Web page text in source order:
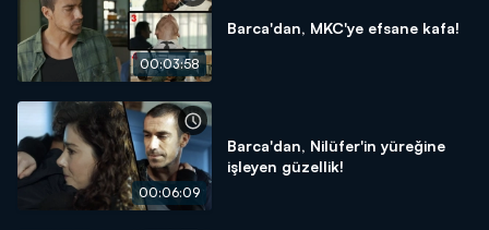
00:03:58
Barca'dan, MKC'ye efsane kafa!
00:06:09
Barca'dan, Nilüfer'in yüreğine
işleyen güzellik!